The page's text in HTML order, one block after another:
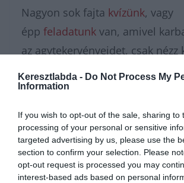
Keresztlabda - Do Not Process My
Information
If you wish to opt-out of the sale, sharing to
processing of your personal or sensitive
targeted advertising by us, please use the
section to confirm your selection. Please
opt-out request is processed you may
interest-based ads based on personal
Nagyon sok fajta kvízünk, vagy
épp feladatunk van, amivel
az agytekervényeidet, csak
és további
érdekes napi
feladatokat találhatsz!